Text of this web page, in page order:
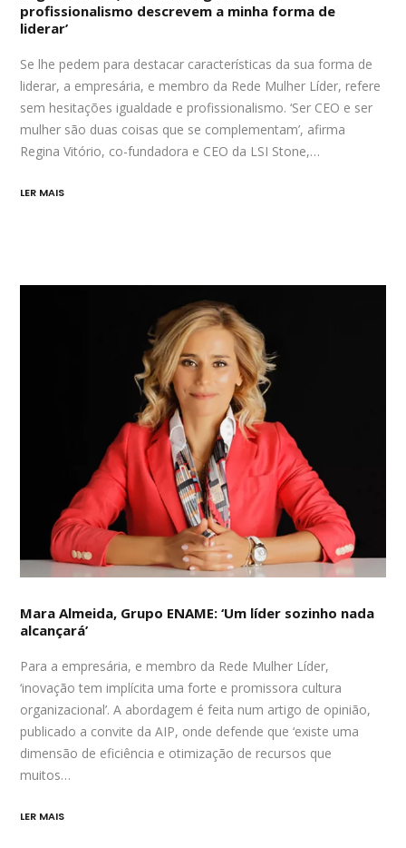
profissionalismo descrevem a minha forma de
liderar’
Se lhe pedem para destacar características da sua forma de
liderar, a empresária, e membro da Rede Mulher Líder, refere
sem hesitações igualdade e profissionalismo. ‘Ser CEO e ser
mulher são duas coisas que se complementam’, afirma
Regina Vitório, co-fundadora e CEO da LSI Stone,…
LER MAIS
Mara Almeida, Grupo ENAME: ‘Um líder sozinho nada
alcançará’
Para a empresária, e membro da Rede Mulher Líder,
‘inovação tem implícita uma forte e promissora cultura
organizacional’. A abordagem é feita num artigo de opinião,
publicado a convite da AIP, onde defende que ‘existe uma
dimensão de eficiência e otimização de recursos que
muitos…
LER MAIS